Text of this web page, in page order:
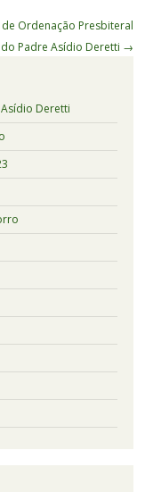
Ordenação Presbiteral
do Padre Asídio Deretti →
Deretti